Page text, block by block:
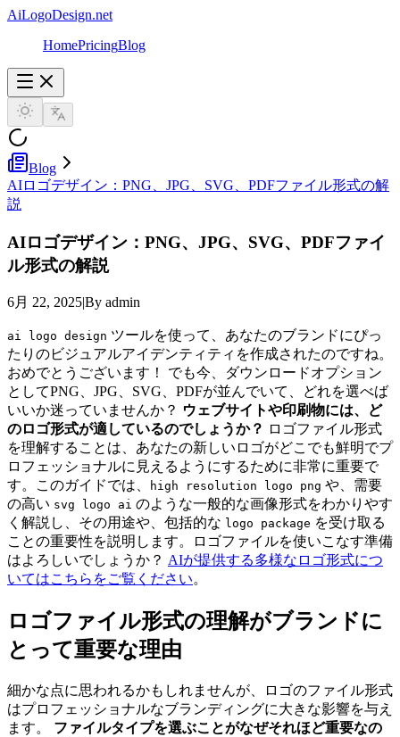
AiLogoDesign.net
HomePricingBlog
Blog
AIロゴデザイン：PNG、JPG、SVG、PDFファイル形式の解
説
AIロゴデザイン：PNG、JPG、SVG、PDFファイ
ル形式の解説
6月 22, 2025|By admin
ai logo design ツールを使って、あなたのブランドにぴっ
たりのビジュアルアイデンティティを作成されたのですね。
おめでとうございます！ でも今、ダウンロードオプション
としてPNG、JPG、SVG、PDFが並んでいて、どれを選べば
いいか迷っていませんか？ ウェブサイトや印刷物には、ど
のロゴ形式が適しているのでしょうか？ ロゴファイル形式
を理解することは、あなたの新しいロゴがどこでも鮮明でプ
ロフェッショナルに見えるようにするために非常に重要で
す。このガイドでは、
high resolution logo png や、需要
の高い svg logo ai のような一般的な画像形式をわかりやす
く解説し、その用途や、包括的な logo package を受け取る
ことの重要性を説明します。ロゴファイルを使いこなす準備
はよろしいでしょうか？ AIが提供する多様なロゴ形式につ
いてはこちらをご覧ください。
ロゴファイル形式の理解がブランドに
とって重要な理由
細かな点に思われるかもしれませんが、ロゴのファイル形式
はプロフェッショナルなブランディングに大きな影響を与え
ます。 ファイルタイプを選ぶことがなぜそれほど重要なの